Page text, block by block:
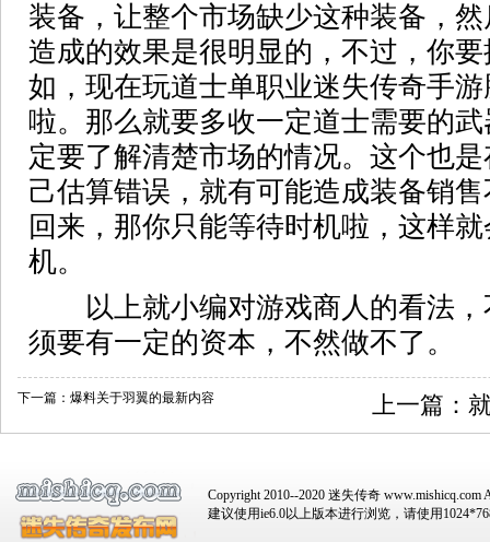
装备，让整个市场缺少这种装备，
造成的效果是很明显的，不过，你
如，现在玩道士单职业迷失传奇手
啦。那么就要多收一定道士需要的
定要了解清楚市场的情况。这个也
己估算错误，就有可能造成装备销
回来，那你只能等待时机啦，这样
机。
以上就小编对游戏商人的看法，
须要有一定的资本，不然做不了。
下一篇： 爆料关于羽翼的最新内容 上一篇：
Copyright 2010--2020 迷失传奇 www.mishicq.com
建议使用ie6.0以上版本进行浏览，请使用